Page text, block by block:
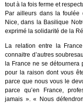
tout à la fois ferme et
Par ailleurs dans la foulée
Nice, dans la Basilique
exprimé la solidarité de la
La relation entre la
connaitre d’autres
la France ne se
pour la raison dont vous
parce que nous vous le
parce qu’en France,
jamais ». « Nous